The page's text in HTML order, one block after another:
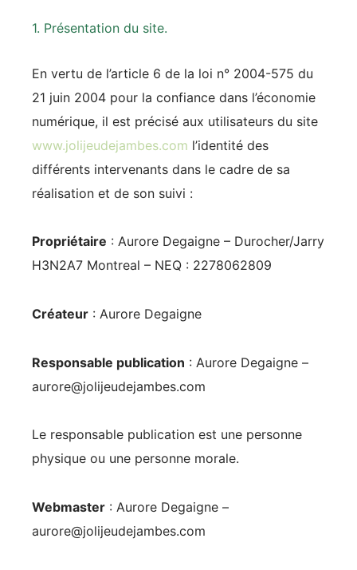
1. Présentation du site.
En vertu de l’article 6 de la loi n° 2004-575 du
21 juin 2004 pour la confiance dans l’économie
numérique, il est précisé aux utilisateurs du site
www.jolijeudejambes.com l’identité des
différents intervenants dans le cadre de sa
réalisation et de son suivi :
Propriétaire : Aurore Degaigne – Durocher/Jarry
H3N2A7 Montreal – NEQ : 2278062809
Créateur : Aurore Degaigne
Responsable publication : Aurore Degaigne –
aurore@jolijeudejambes.com
Le responsable publication est une personne
physique ou une personne morale.
Webmaster : Aurore Degaigne –
aurore@jolijeudejambes.com